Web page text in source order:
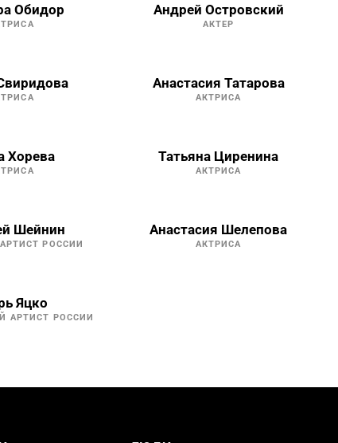
Обидор Андрей Островский
АКТЕР
Анастасия Татарова
АКТРИСА
Хорева Татьяна Циренина
АКТРИСА
Шейнин
РОССИИ
Анастасия Шелепова
АКТРИСА
Яцко
АРТИСТ РОССИИ